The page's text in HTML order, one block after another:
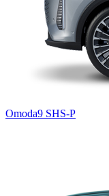
Omoda9 SHS-P